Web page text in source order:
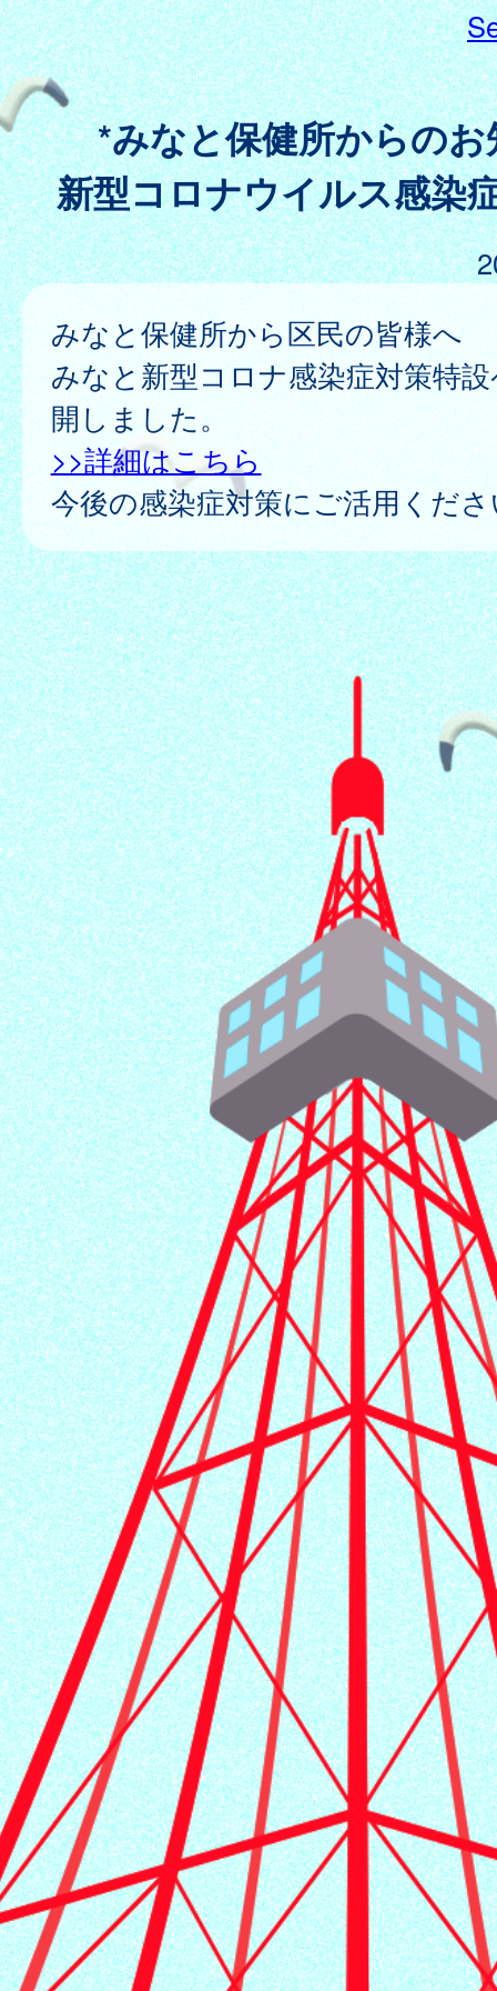
*みなと保健所からの
新型コロナウイルス感染
みなと保健所から区民の皆様へ
みなと新型コロナ感染症対策特
開しました。
>>詳細はこちら
今後の感染症対策にご活用くだ